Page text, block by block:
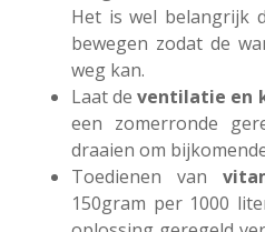
Het is wel belangrijk
bewegen zodat de
weg kan.
Laat deventilatie en
een zomerronde
draaien om
Toedienen van
150gram per 1000